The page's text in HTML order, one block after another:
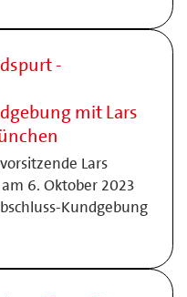
-
mit Lars
Lars
6. Oktober 2023
Kundgebung